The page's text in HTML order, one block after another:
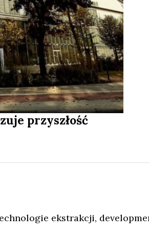
przyszłość
ekstrakcji,